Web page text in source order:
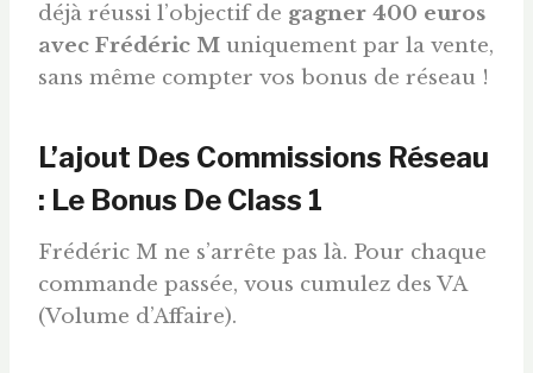
déjà réussi l’objectif de gagner 400 euros
avec Frédéric M uniquement par la vente,
sans même compter vos bonus de réseau !
L’ajout Des Commissions Réseau
: Le Bonus De Class 1
Frédéric M ne s’arrête pas là. Pour chaque
commande passée, vous cumulez des VA
(Volume d’Affaire).